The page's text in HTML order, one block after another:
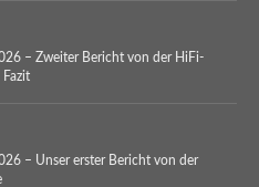
– Zweiter Bericht von der HiFi-
Fazit
– Unser erster Bericht von der